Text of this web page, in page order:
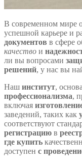
В современном мире
успешной карьере и
документов в сфере
качество и
ли вы вопросами
решений, у нас вы
Наш институт,
профессионализма,
включая
заведений, таких как
соответствуют
регистрацию в
где купить
доступен с